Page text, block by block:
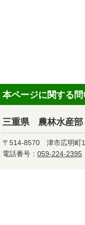
本ページに関する
三重県 農林水産
〒514-8570 津市広明町
電話番号： 059-224-2395